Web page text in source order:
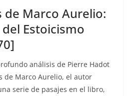
de Marco Aurelio:
Estoicismo
análisis de Pierre Hadot
de Marco Aurelio, el autor
serie de pasajes en el libro,